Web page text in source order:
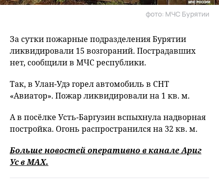
фото: МЧС Бурятии
За сутки пожарные подразделения Бурятии
ликвидировали 15 возгораний. Пострадавших
нет, сообщили в МЧС республики.
Так, в Улан-Удэ горел автомобиль в СНТ
«Авиатор». Пожар ликвидировали на 1 кв. м.
А в посёлке Усть-Баргузин вспыхнула надворная
постройка. Огонь распространился на 32 кв. м.
Больше новостей оперативно в канале Ариг
Ус вMAХ.